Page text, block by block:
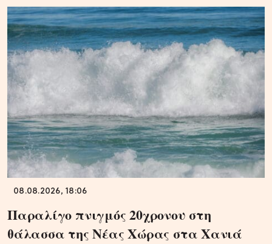
08.08.2026, 18:06
Παραλίγο πνιγμός 20χρονου στη
θάλασσα της Νέας Χώρας στα Χανιά